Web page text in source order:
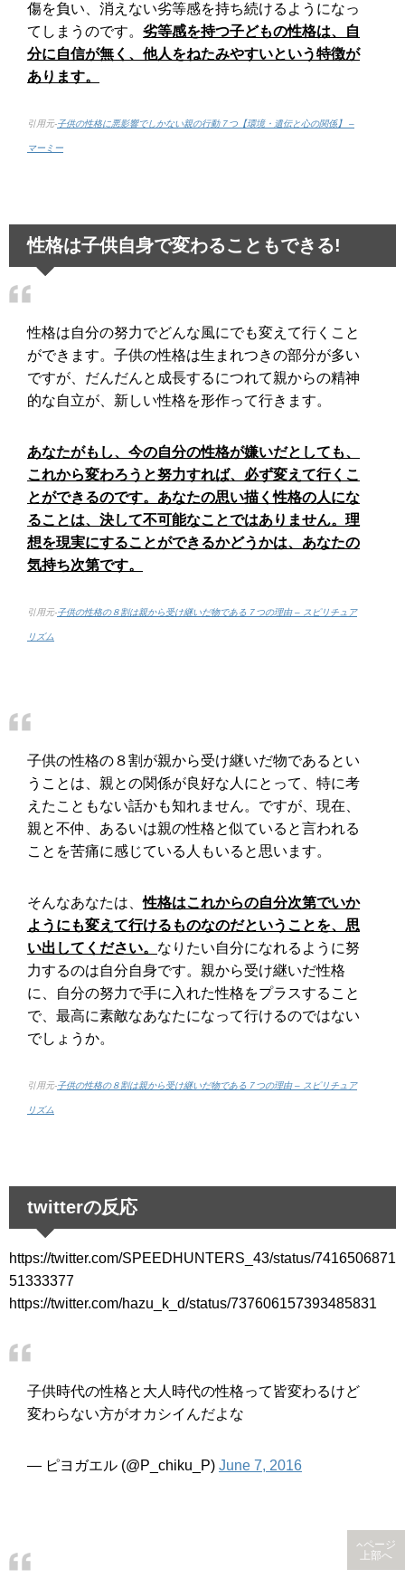
傷を負い、消えない劣等感を持ち続けるようになっ
てしまうのです。 劣等感を持つ子どもの性格は、自
分に自信が無く、他人をねたみやすいという特徴が
あります。
引用元-子供の性格に悪影響でしかない親の行動７つ【環境・遺伝と心の関係】 –
マーミー
性格は子供自身で変わることもできる!
性格は自分の努力でどんな風にでも変えて行くこと
ができます。子供の性格は生まれつきの部分が多い
ですが、だんだんと成長するにつれて親からの精神
的な自立が、新しい性格を形作って行きます。
あなたがもし、今の自分の性格が嫌いだとしても、
これから変わろうと努力すれば、必ず変えて行くこ
とができるのです。あなたの思い描く性格の人にな
ることは、決して不可能なことではありません。理
想を現実にすることができるかどうかは、あなたの
気持ち次第です。
引用元-子供の性格の８割は親から受け継いだ物である７つの理由 – スピリチュア
リズム
子供の性格の８割が親から受け継いだ物であるとい
うことは、親との関係が良好な人にとって、特に考
えたこともない話かも知れません。ですが、現在、
親と不仲、あるいは親の性格と似ていると言われる
ことを苦痛に感じている人もいると思います。
そんなあなたは、性格はこれからの自分次第でいか
ようにも変えて行けるものなのだということを、思
い出してください。 なりたい自分になれるように努
力するのは自分自身です。親から受け継いだ性格
に、自分の努力で手に入れた性格をプラスすること
で、最高に素敵なあなたになって行けるのではない
でしょうか。
引用元-子供の性格の８割は親から受け継いだ物である７つの理由 – スピリチュア
リズム
twitterの反応
https://twitter.com/SPEEDHUNTERS_43/status/7416506871
51333377
https://twitter.com/hazu_k_d/status/737606157393485831
子供時代の性格と大人時代の性格って皆変わるけど
変わらない方がオカシイんだよな
— ピヨガエル (@P_chiku_P) June 7, 2016
ページ
上部へ